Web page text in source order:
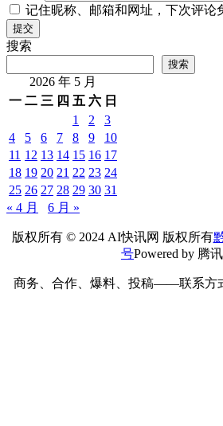
记住昵称、邮箱和网址，下次评论
提交
搜索
搜索
2026 年 5 月
一 二 三 四 五 六 日
1
2
3
4
5 6 7 8 9
10
11 12 13 14 15 16 17
18 19 20 21 22 23 24
25 26 27 28 29 30 31
« 4 月
6 月 »
版权所有 © 2024 AI快讯网 版权所有
号Powered by 腾
商务、合作、爆料、投稿——联系方